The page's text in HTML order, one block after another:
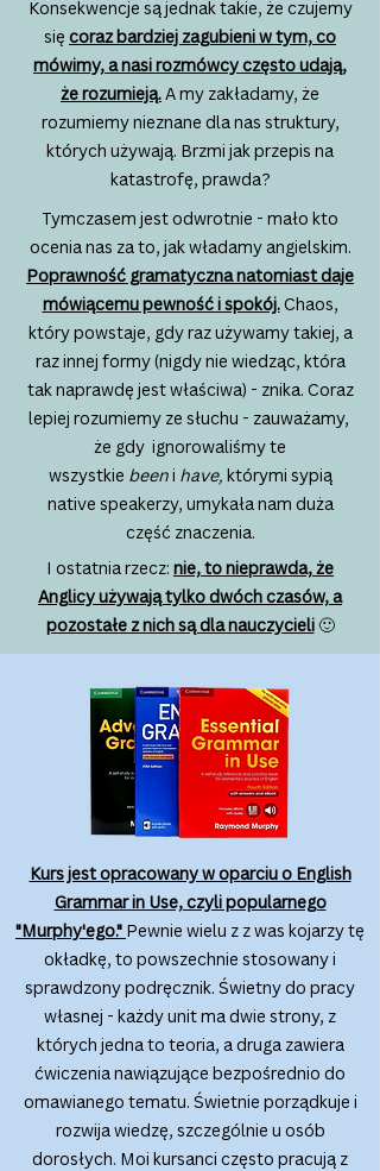
Konsekwencje są jednak takie, że czujemy
się coraz bardziej zagubieni w tym, co
mówimy, a nasi rozmówcy często udają,
że rozumieją.A my zakładamy, że
rozumiemy nieznane dla nas struktury,
których używają. Brzmi jak przepis na
katastrofę, prawda?
Tymczasem jest odwrotnie - mało kto
ocenia nas za to, jak władamy angielskim.
Poprawność gramatyczna natomiast daje
mówiącemu pewność i spokój.Chaos,
który powstaje, gdy raz używamy takiej, a
raz innej formy (nigdy nie wiedząc, która
tak naprawdę jest właściwa) - znika. Coraz
lepiej rozumiemy ze słuchu - zauważamy,
że gdy ignorowaliśmy te
wszystkie beeni have, którymi sypią
native speakerzy, umykała nam duża
część znaczenia.​​
I ostatnia rzecz: nie, to nieprawda, że
Anglicy używają tylko dwóch czasów, a
pozostałe z nich są dla nauczycieli🙂
Kurs jest opracowany w oparciu o English
Grammar in Use, czyli popularnego
"Murphy'ego." Pewnie wielu z z was kojarzy tę
okładkę, to powszechnie stosowany i
sprawdzony podręcznik. Świetny do pracy
własnej - każdy unit ma dwie strony, z
których jedna to teoria, a druga zawiera
ćwiczenia nawiązujące bezpośrednio do
omawianego tematu. Świetnie porządkuje i
rozwija wiedzę, szczególnie u osób
dorosłych. Moi kursanci często pracują z